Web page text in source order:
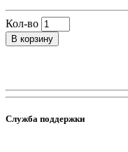
Кол-во
В корзину
Служба поддержки